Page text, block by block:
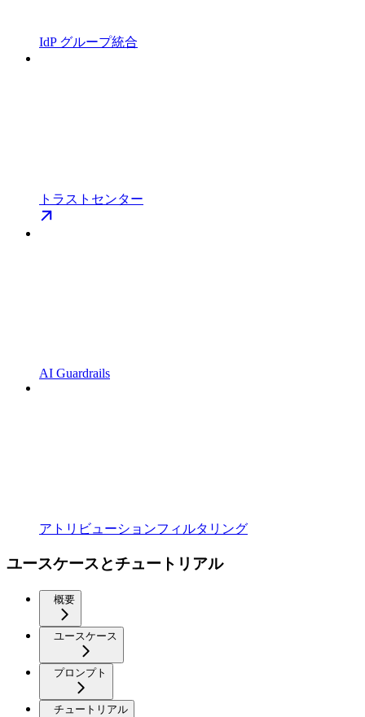
IdP グループ統合
トラストセンター
AI Guardrails
アトリビューションフィルタリング
ユースケースとチュートリアル
概要
ユースケース
プロンプト
チュートリアル